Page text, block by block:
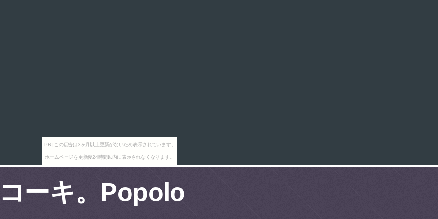
[PR] この広告は3ヶ月以上更新がないため表示されています。
ホームページを更新後24時間以内に表示されなくなります。
ーキ。Popolo